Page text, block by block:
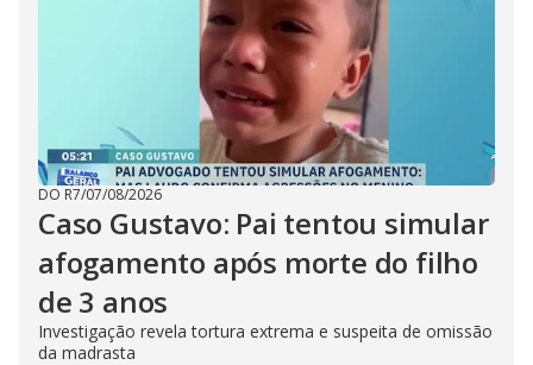
DO R7/07/08/2026
Caso Gustavo: Pai tentou simular
afogamento após morte do filho
de 3 anos
Investigação revela tortura extrema e suspeita de omissão
da madrasta